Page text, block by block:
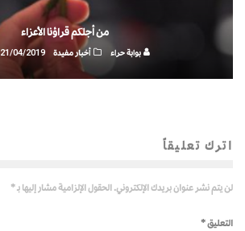
من أجلكم قراؤنا الأعزاء
بوابة حراء أخبار مفيدة 21/04/2019
اترك تعليقاً
لن يتم نشر عنوان بريدك الإلكتروني. الحقول الإلزامية مشار إليها بـ*
التعليق*